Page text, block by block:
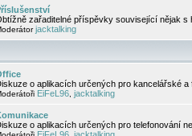
zařaditelné příspěvky související nějak s
jacktalking
o aplikacích určených pro kancelářské
EiFeL96 jacktalking
o aplikacích určených pro telefonování